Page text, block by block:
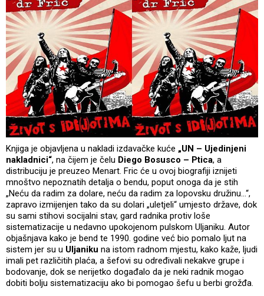
Knjiga je objavljena u nakladi izdavačke kuće „UN – Ujedinjeni
nakladnici“, na čijem je čelu Diego Bosusco – Ptica, a
distribuciju je preuzeo Menart. Fric će u ovoj biografiji iznijeti
mnoštvo nepoznatih detalja o bendu, poput onoga da je stih
„Neću da radim za dolare, neću da radim za lopovsku družinu…“,
zapravo izmijenjen tako da su dolari „uletjeli“ umjesto države, dok
su sami stihovi socijalni stav, gard radnika protiv loše
sistematizacije u nedavno upokojenom pulskom Uljaniku. Autor
objašnjava kako je bend te 1990. godine već bio pomalo ljut na
sistem jer su u Uljaniku na istom radnom mjestu, kako kaže, ljudi
imali pet različitih plaća, a šefovi su određivali nekakve grupe i
bodovanje, dok se nerijetko događalo da je neki radnik mogao
dobiti bolju sistematizaciju ako bi pomogao šefu u berbi grožđa.